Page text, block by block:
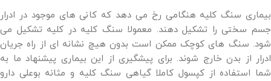
بیماری سنگ کلیه هنگامی رخ می دهد که کانی های موجود در ادرار
جسم سختی را تشکیل دهند. معمولا سنگ کلیه در کلیه تشکیل می
شود. سنگ های کوچک ممکن است بدون هیچ نشانه ای از راه جریان
ادرار از بدن خارج شوند. برای پیشگیری از این بیماری پیشنهاد ما به
شما استفاده از کپسول کاملا گیاهی سنگ کلیه و مثانه بوعلی دارو